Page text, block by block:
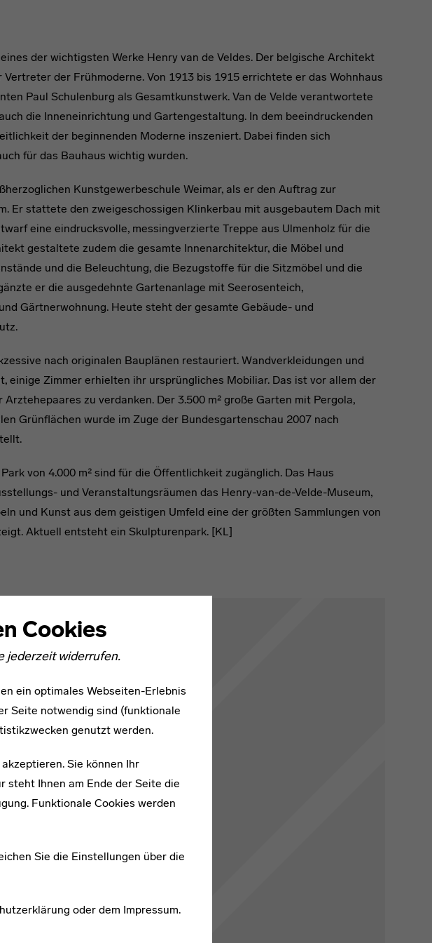
Cookies
jederzeit widerrufen.
ein optimales Webseiten-Erlebnis
Seite notwendig sind (funktionale
genutzt werden.
Sie können Ihr
steht Ihnen am Ende der Seite die
Funktionale Cookies werden
Sie die Einstellungen über die
oder dem Impressum.
der wichtigsten Werke Henry van de Veldes. Der belgische Architekt
der Frühmoderne. Von 1913 bis 1915 errichtete er das Wohnhaus
Paul Schulenburg als Gesamtkunstwerk. Van de Velde verantwortete
die Inneneinrichtung und Gartengestaltung. In dem beeindruckenden
der beginnenden Moderne inszeniert. Dabei finden sich
für das Bauhaus wichtig wurden.
Kunstgewerbeschule Weimar, als er den Auftrag zur
Er stattete den zweigeschossigen Klinkerbau mit ausgebautem Dach mit
eine eindrucksvolle, messingverzierte Treppe aus Ulmenholz für die
gestaltete zudem die gesamte Innenarchitektur, die Möbel und
und die Beleuchtung, die Bezugstoffe für die Sitzmöbel und die
er die ausgedehnte Gartenanlage mit Seerosenteich,
Gärtnerwohnung. Heute steht der gesamte Gebäude- und
nach originalen Bauplänen restauriert. Wandverkleidungen und
einige Zimmer erhielten ihr ursprüngliches Mobiliar. Das ist vor allem der
zu verdanken. Der 3.500 m² große Garten mit Pergola,
Grünflächen wurde im Zuge der Bundesgartenschau 2007 nach
von 4.000 m² sind für die Öffentlichkeit zugänglich. Das Haus
und Veranstaltungsräumen das Henry-van-de-Velde-Museum,
und Kunst aus dem geistigen Umfeld eine der größten Sammlungen von
Aktuell entsteht ein Skulpturenpark. [KL]